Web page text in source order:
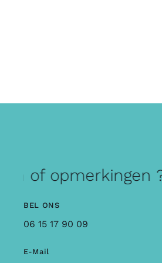
of opmerkingen ?
BEL ONS
06 15 17 90 09
E-Mail